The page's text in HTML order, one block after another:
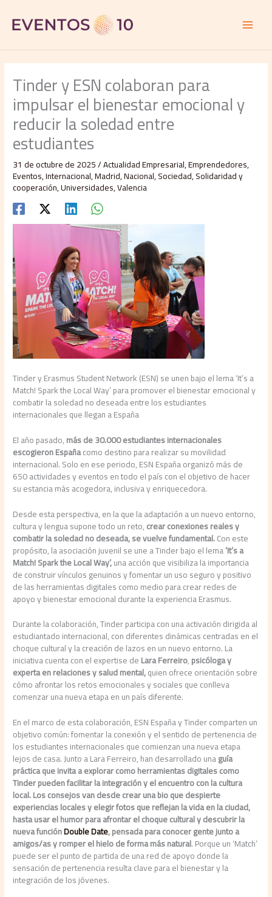
contenido
Tinder y ESN colaboran para
impulsar el bienestar emocional y
reducir la soledad entre
estudiantes
31 de octubre de 2025/Actualidad Empresarial,Emprendedores,
Eventos,Internacional,Madrid,Nacional,Sociedad,Solidaridad y
cooperación,Universidades,Valencia
Tinder y Erasmus Student Network (ESN) se unen bajo el lema ‘It’s a
Match! Spark the Local Way’ para promover el bienestar emocional y
combatir la soledad no deseada entre los estudiantes
internacionales que llegan a España
El año pasado,más de 30.000 estudiantes internacionales
escogieron Españacomo destino para realizar su movilidad
internacional. Solo en ese periodo, ESN España organizó más de
650 actividades y eventos en todo el país con el objetivo de hacer
su estancia más acogedora, inclusiva y enriquecedora.
Desde esta perspectiva, en la que la adaptación a un nuevo entorno,
cultura y lengua supone todo un reto,crear conexiones reales y
combatir la soledad no deseada, se vuelve fundamental.Con este
propósito, la asociación juvenil se une a Tinder bajo el lema‘It’s a
Match! Spark the Local Way’,una acción que visibiliza la importancia
de construir vínculos genuinos y fomentar un uso seguro y positivo
de las herramientas digitales como medio para crear redes de
apoyo y bienestar emocional durante la experiencia Erasmus.
Durante la colaboración, Tinder participa con una activación dirigida al
estudiantado internacional, con diferentes dinámicas centradas en el
choque cultural y la creación de lazos en un nuevo entorno. La
iniciativa cuenta con el expertise deLara Ferreiro,psicóloga y
experta en relaciones y salud mental,quien ofrece orientación sobre
cómo afrontar los retos emocionales y sociales que conlleva
comenzar una nueva etapa en un país diferente.
En el marco de esta colaboración, ESN España y Tinder comparten un
objetivo común: fomentar la conexión y el sentido de pertenencia de
los estudiantes internacionales que comienzan una nueva etapa
lejos de casa. Junto a Lara Ferreiro, han desarrollado unaguía
práctica que invita a explorar como herramientas digitales como
Tinder pueden facilitar la integración y el encuentro con la cultura
local. Los consejos van desde crear una bio que despierte
experiencias locales y elegir fotos que reflejan la vida en la ciudad,
hasta usar el humor para afrontar el choque cultural y descubrir la
nueva funciónDouble Date, pensada para conocer gente junto a
amigos/as y romper el hielo de forma más natural. Porque un ‘Match’
puede ser el punto de partida de una red de apoyo donde la
sensación de pertenencia resulta clave para el bienestar y la
integración de los jóvenes.